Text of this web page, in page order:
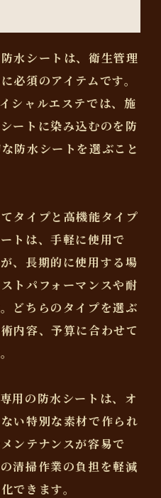
水シートは、衛生管理
必須のアイテムです。
シャルエステでは、施
ートに染み込むのを防
防水シートを選ぶこと
タイプと高機能タイプ
トは、手軽に使用で
、長期的に使用する場
トパフォーマンスや耐
どちらのタイプを選ぶ
内容、予算に合わせて
用の防水シートは、オ
い特別な素材で作られ
ンテナンスが容易で
清掃作業の負担を軽減
できます。